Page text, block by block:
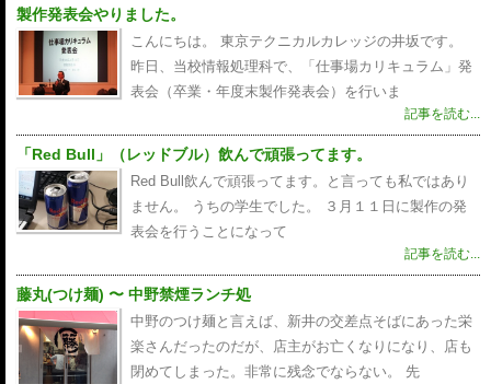
製作発表会やりました。
こんにちは。 東京テクニカルカレッジの井坂です。
昨日、当校情報処理科で、「仕事場カリキュラム」発
表会（卒業・年度末製作発表会）を行いま
記事を読む...
「Red Bull」（レッドブル）飲んで頑張ってます。
Red Bull飲んで頑張ってます。と言っても私ではあり
ません。 うちの学生でした。 ３月１１日に製作の発
表会を行うことになって
記事を読む...
藤丸(つけ麺) 〜 中野禁煙ランチ処
中野のつけ麺と言えば、新井の交差点そばにあった栄
楽さんだったのだが、店主がお亡くなりになり、店も
閉めてしまった。非常に残念でならない。 先